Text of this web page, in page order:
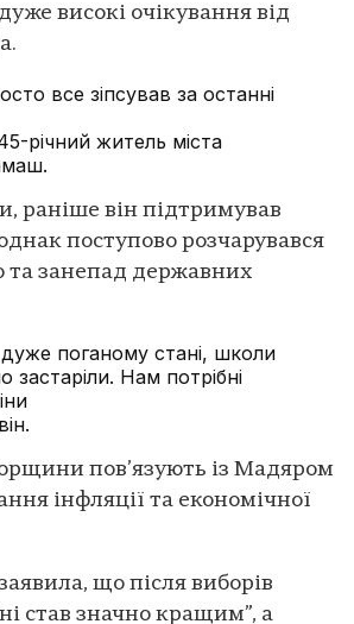
високі очікування від
все зіпсував за останні
річний житель міста
раніше він підтримував
поступово розчарувався
та занепад державних
дуже поганому стані, школи
застаріли. Нам потрібні
пов’язують із Мадяром
інфляції та економічної
що після виборів
став значно кращим”, а